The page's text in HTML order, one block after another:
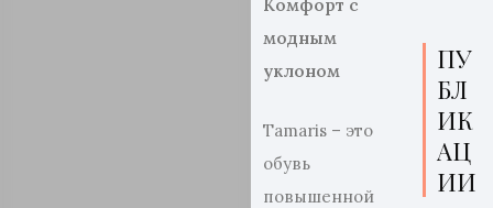
Комфорт с
модным
уклоном
Tamaris – это
обувь
повышенной
ПУ
БЛ
ИК
АЦ
ИИ